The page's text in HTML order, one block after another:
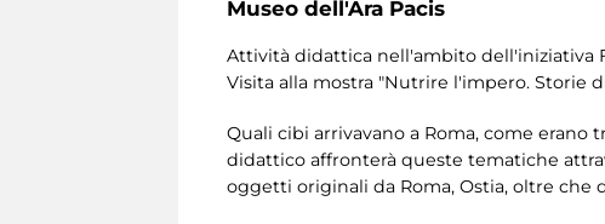
Museo dell'Ara Pacis
Attività didattica nell'ambito dell'iniziativa
Visita alla mostra "Nutrire l'impero. Storie
Quali cibi arrivavano a Roma, come
didattico affronterà queste tematiche
oggetti originali da Roma, Ostia, oltre che